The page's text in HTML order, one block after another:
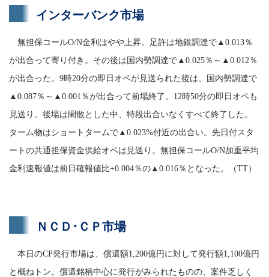
インターバンク市場
無担保コールO/N金利はやや上昇。足許は地銀調達で▲0.013％
が出合って寄り付き。その後は国内勢調達で▲0.025％～▲0.012％
が出合った。9時20分の即日オペが見送られた後は、国内勢調達で
▲0.087％～▲0.001％が出合って前場終了。12時50分の即日オペも
見送り。後場は閑散とした中、特段出合いなくすべて終了した。
ターム物はショートタームで▲0.023%付近の出合い。先日付スタ
ートの共通担保資金供給オペは見送り。無担保コールO/N加重平均
金利速報値は前日確報値比+0.004％の▲0.016％となった。（TT）
ＮＣＤ･ＣＰ市場
本日のCP発行市場は、償還額1,200億円に対して発行額1,100億円
と概ねトン。償還銘柄中心に発行がみられたものの、案件乏しく